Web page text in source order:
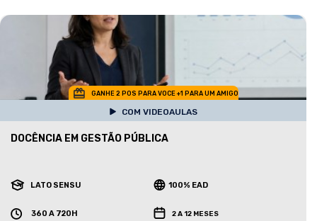
GANHE 2 POS PARA VOCE +1 PARA UM AMIGO
COM VIDEOAULAS
DOCÊNCIA EM GESTÃO PÚBLICA
LATO SENSU 100% EAD
360 A 720H 2 A 12 MESES